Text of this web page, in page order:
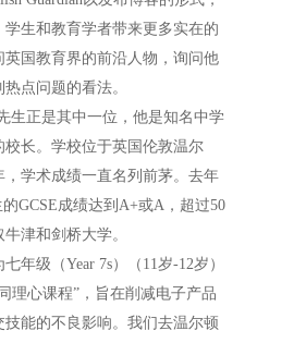
学生和教育学者带来更多实在的
英国教育界的前沿人物，询问他
点问题的看法。
生正是其中一位，他是知名中学
校长。学校位于英国伦敦温尔
，学术成绩一直名列前茅。去年
GCSE成绩达到 A+或A ，超过50
津和剑桥大学。
七年级（Year 7s）（ 11岁-12岁）
理心课程”，旨在削减电子产品
技能的不良影响。我们去温尔顿